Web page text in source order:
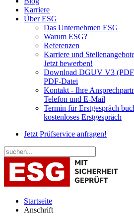
Karriere
Über ESG
Das Unternehmen ESG
Warum ESG?
Referenzen
Karriere und
Jetzt bewerben!
Download DGUV V3
PDF-Datei
Kontakt - Ihre
Telefon und E-Mail
Termin für Erstgespräch
kostenloses Erstgespräch
Jetzt Prüfservice anfragen!
Startseite
Anschrift